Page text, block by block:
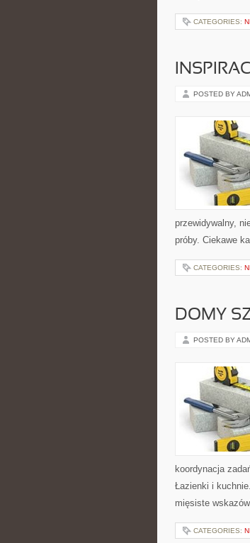
CATEGORIES:
POSTED BY
przewidywalny,
próby. Ciekawe
CATEGORIES:
DOMY
POSTED BY
koordynacja
Łazienki i
mięsiste
CATEGORIES: